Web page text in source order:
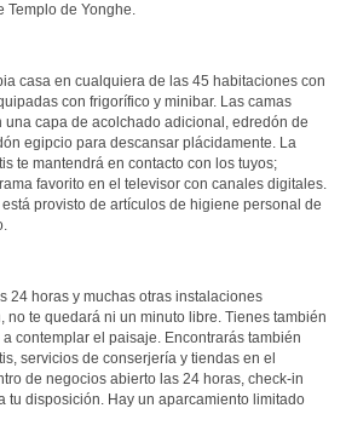
Templo de Yonghe.
casa en cualquiera de las 45 habitaciones con
con frigorífico y minibar. Las camas
capa de acolchado adicional, edredón de
egipcio para descansar plácidamente. La
te mantendrá en contacto con los tuyos;
favorito en el televisor con canales digitales.
provisto de artículos de higiene personal de
24 horas y muchas otras instalaciones
no te quedará ni un minuto libre. Tienes también
contemplar el paisaje. Encontrarás también
servicios de conserjería y tiendas en el
de negocios abierto las 24 horas, check-in
tu disposición. Hay un aparcamiento limitado